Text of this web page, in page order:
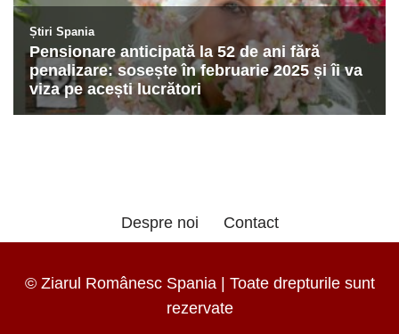
Despre noi Contact
© Ziarul Românesc Spania | Toate drepturile sunt
rezervate